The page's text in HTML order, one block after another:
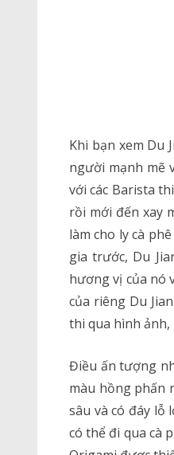
Khi bạn xem Du
người mạnh mẽ
với các Barista
rồi mới đến xay
làm cho ly cà
gia trước, Du
hương vị của nó
của riêng Du
thi qua hình ảnh,
Điều ấn tượng
màu hồng phấn
sâu và có đáy lỗ
có thể đi qua cà